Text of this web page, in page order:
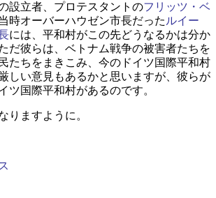
設立者、プロテスタントのフリッツ・ベ
時オーバーハウゼン市長だった ルイー
には、平和村がこの先どうなるかは分か
だ彼らは、ベトナム戦争の被害者たちを
たちをまきこみ、今のドイツ国際平和村
しい意見もあるかと思いますが、彼らが
ツ国際平和村があるのです。
りますように。